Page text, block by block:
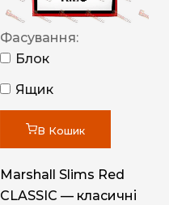
Фасування:
Блок
Ящик
В Кошик
Marshall Slims Red
CLASSIC — класичні